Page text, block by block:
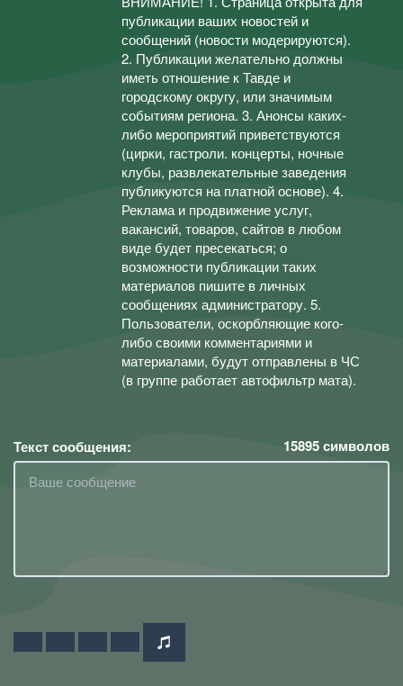
публикации ваших новостей и
сообщений (новости модерируются).
2. Публикации желательно должны
иметь отношение к Тавде и
городскому округу, или значимым
событиям региона. 3. Анонсы каких-
либо мероприятий приветствуются
(цирки, гастроли. концерты, ночные
клубы, развлекательные заведения
публикуются на платной основе). 4.
Реклама и продвижение услуг,
вакансий, товаров, сайтов в любом
виде будет пресекаться; о
возможности публикации таких
материалов пишите в личных
сообщениях администратору. 5.
Пользователи, оскорбляющие кого-
либо своими комментариями и
материалами, будут отправлены в ЧС
(в группе работает автофильтр мата).
Текст сообщения: 15895символов